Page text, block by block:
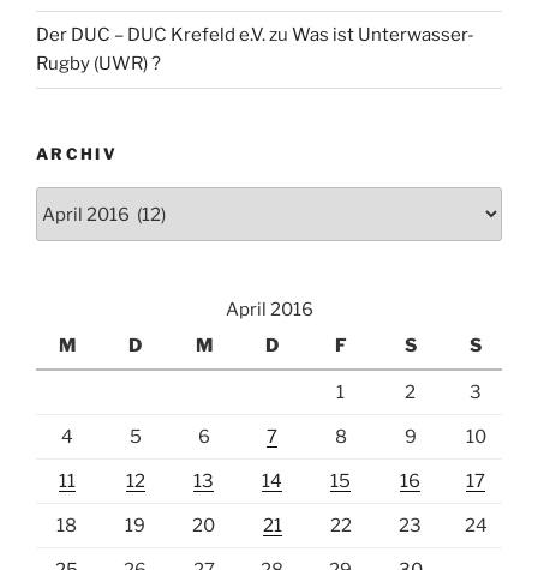
Der DUC – DUC Krefeld e.V.zu Was ist Unterwasser-
Rugby (UWR) ?
ARCHIV
April 2016
M
D M D F S S
1 2 3
4 5 6 7 8 9 10
11 12 13 14 15 16 17
18 19 20 21 22 23 24